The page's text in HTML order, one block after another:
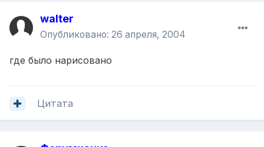
walter
Опубликовано: 26 апреля, 2004
где было нарисовано
Цитата